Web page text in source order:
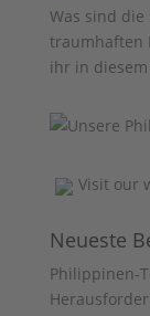
Was sind
traumhaften
ihr in
Visit our
Neueste
Philippinen-